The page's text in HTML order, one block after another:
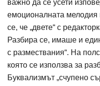
важно да се усети
емоционалната
се, че „двете“ с
Разбира се, имаше и
с размествания“. На
която се използва за
Буквализмът „счупено